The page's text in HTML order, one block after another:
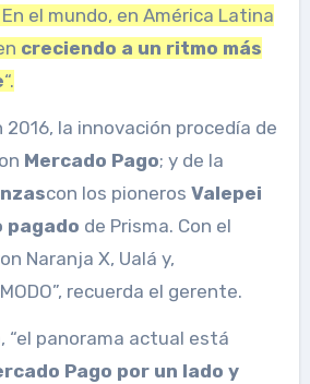
En el mundo, en América Latina
creciendo a un ritmo más
“.
2016, la innovación procedía de
Mercado Pago; y de la
con los pioneros Valepei
pagado de Prisma. Con el
Naranja X, Ualá y,
recuerda el gerente.
“el panorama actual está
Pago por un lado y